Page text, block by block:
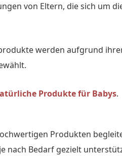
von Eltern, die sich um
werden aufgrund
Produkte für Babys.
Produkten
nach Bedarf gezielt